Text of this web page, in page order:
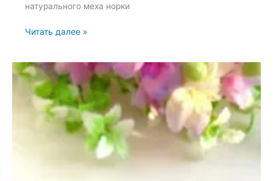
натурального меха норки
Брошь
Читать далее »